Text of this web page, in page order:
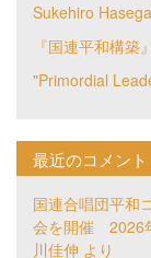
Sukehiro
『国連平和構築
"Primordial
最近のコメント
国連合唱団平和
会を開催 2026
川佳伸 より